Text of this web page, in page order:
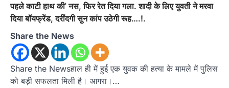
पहले काटी हाथ कीˈ नस, फिर रेत दिया गला. शादी के लिए युवती ने मरवा
दिया बॉयफ्रेंड, दरींदगी सुन कांप उठेगी रूह….!.
Share the News
Share the Newsहाल ही में हुई एक युवक की हत्या के मामले में पुलिस
को बड़ी सफलता मिली है। आगरा।…